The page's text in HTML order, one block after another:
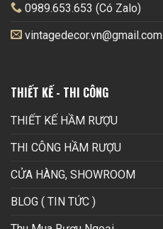
0989.653.653 (Có Zalo)
vintagedecor.vn@gmail.com
THIẾT KẾ - THI CÔNG
THIẾT KẾ HẦM RƯỢU
THI CÔNG HẦM RƯỢU
CỬA HÀNG, SHOWROOM
BLOG ( TIN TỨC )